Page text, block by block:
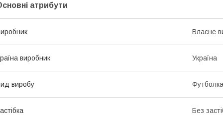
атрибути
Власне
виробник Україна
виробу Футболка
Без